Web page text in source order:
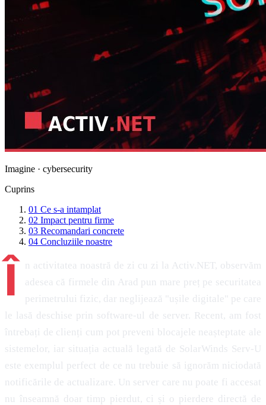
Imagine · cybersecurity
Cuprins
01 Ce s-a intamplat
02 Impact pentru firme
03 Recomandari concrete
04 Concluziile noastre
Î
n activitatea noastră de zi cu zi la Activ.NET, observăm
adesea că firmele din Arad pun mare preț pe securitatea
perimetrului fizic, dar neglijează "ușile digitale" pe care
le lasă deschise prin software-ul de server. Recent, am fost
întrebați de clienți cum pot preveni blocajele neașteptate ale
sistemelor, iar situația actuală legată de SolarWinds Serv-U
este exemplul perfect de ce nu trebuie să ignorăm niciodată
notificările de actualizare. Un server care nu poate fi accesat
nu înseamnă doar timp pierdut, ci și o pierdere directă de